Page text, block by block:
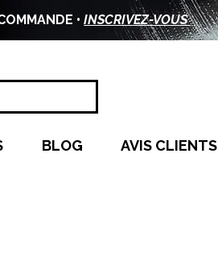
•INSCRIVEZ-VOUS
BLOG AVIS CLIENTS